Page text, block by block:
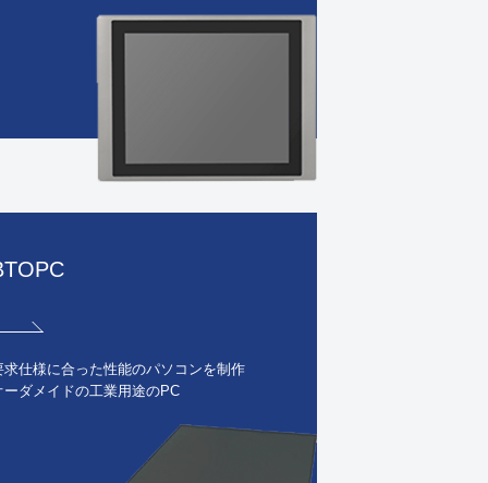
求仕様に合った性能のパソコンを制作
ーダメイドの工業用途のPC